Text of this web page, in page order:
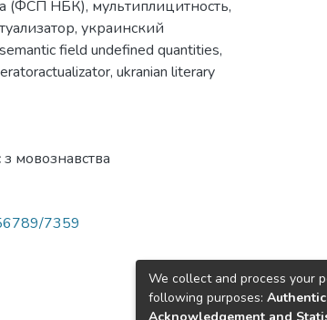
(ФСП НБК), мультиплицитность,
, украинский
field undefined quantities,
, ukranian literary
мовознавства
7359
We collect and process your
following purposes: